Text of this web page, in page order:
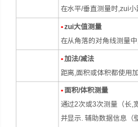
在水平/垂直测量时,zui
•zui大值测量
在从角落的对角线测量
•加法/减法
距离,面积或体积都使用
•面积/体积测量
通过2次或3次测量（长,
并显示. 辅助数据信息（